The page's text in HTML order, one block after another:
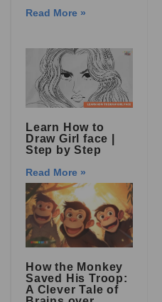
Read More »
Learn How to
Draw Girl face |
Step by Step
Read More »
How the Monkey
Saved His Troop:
A Clever Tale of